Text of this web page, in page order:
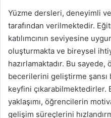
Yüzme dersleri, deneyimli
tarafından verilmektedir.
katılımcının seviyesine
oluşturmakta ve bireysel
hazırlamaktadır. Bu
becerilerini geliştirme şansı
keyfini
yaklaşımı, öğrencilerin
gelişim süreçlerini